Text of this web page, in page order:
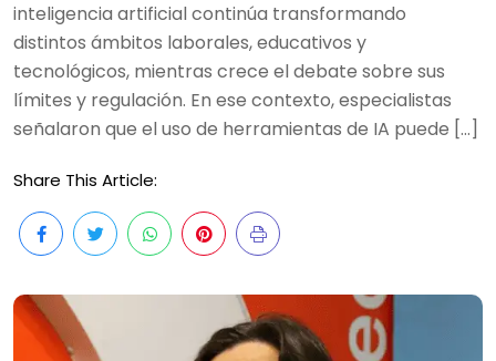
inteligencia artificial continúa transformando
distintos ámbitos laborales, educativos y
tecnológicos, mientras crece el debate sobre sus
límites y regulación. En ese contexto, especialistas
señalaron que el uso de herramientas de IA puede […]
Share This Article: